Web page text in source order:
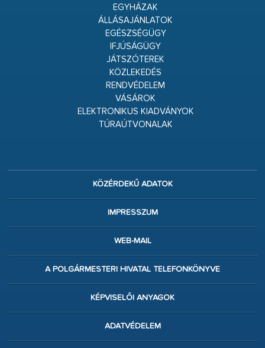
EGYHÁZAK
ÁLLÁSAJÁNLATOK
EGÉSZSÉGÜGY
IFJÚSÁGÜGY
JÁTSZÓTEREK
KÖZLEKEDÉS
RENDVÉDELEM
VÁSÁROK
ELEKTRONIKUS KIADVÁNYOK
TÚRAÚTVONALAK
KÖZÉRDEKŰ ADATOK
IMPRESSZUM
WEB-MAIL
A POLGÁRMESTERI HIVATAL TELEFONKÖNYVE
KÉPVISELŐI ANYAGOK
ADATVÉDELEM